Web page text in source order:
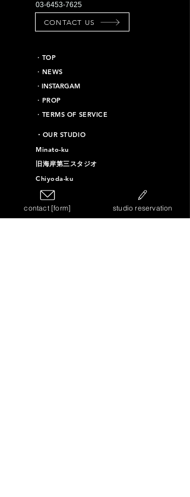
03-6453-7625
CONTACT US
​・TOP
・NEWS
​・INSTARGAM
・PROP
・TERMS OF SERVICE
​・OUR STUDIO
Minato-ku
旧海岸第三スタジオ
Chiyoda-ku
旧海岸第十六スタジオ
Taito-ku
contact [form] studio reservation